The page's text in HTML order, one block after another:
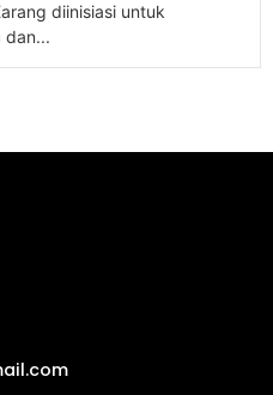
diinisiasi untuk
dan...